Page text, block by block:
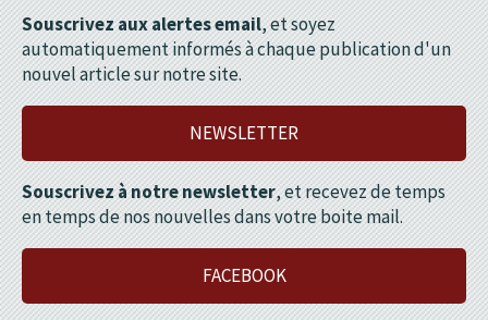
Souscrivez aux alertes email, et soyez
automatiquement informés à chaque publication d'un
nouvel article sur notre site.
NEWSLETTER
Souscrivez à notre newsletter, et recevez de temps
en temps de nos nouvelles dans votre boite mail.
FACEBOOK